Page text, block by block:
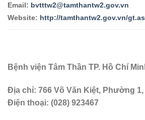
Email: bvtttw2@tamthantw2.gov.vn
Website: http://tamthantw2.gov.vn/
Bệnh viện Tâm Thần TP. Hồ Chí
Địa chỉ: 766 Võ Văn Kiệt, Phường 1,
Điện thoại: (028) 923467